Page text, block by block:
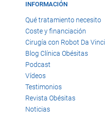
INFORMACIÓN
Qué tratamiento necesito
Coste y financiación
Cirugía con Robot Da Vinci
Blog Clínica Obésitas
Podcast
Vídeos
Testimonios
Revista Obésitas
Noticias